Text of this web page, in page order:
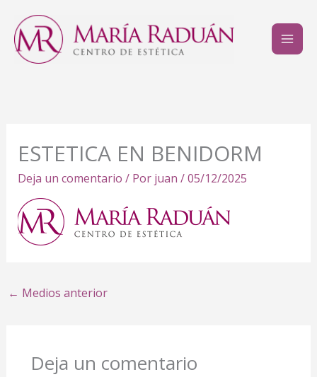
contenido
ESTETICA EN BENIDORM
Deja un comentario / Por juan /05/12/2025
← Medios anterior
Deja un comentario